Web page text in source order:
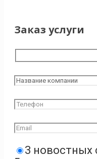
Заказ услуги
3 новостных